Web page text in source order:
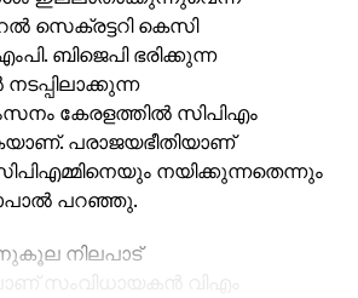
കെസി
ബിജെപി ഭരിക്കുന്ന
കേരളത്തില്‍ സിപിഎം
പരാജയഭീതിയാണ്
നയിക്കുന്നതെന്നും
പറഞ്ഞു.
നിലപാട്
സംവിധായകന്‍ വിഎം